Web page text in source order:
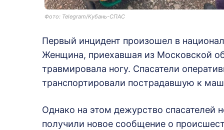
Фото: Telegram/Кубань-СПАС
Первый инцидент произошел в
Женщина, приехавшая из Московской
травмировала ногу. Спасатели
транспортировали пострадавшую к
Однако на этом дежурство спасателей
получили новое сообщение о